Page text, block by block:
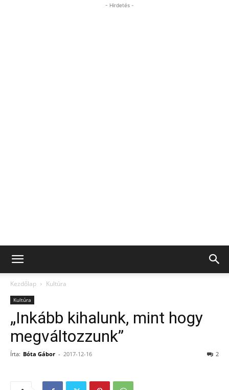
- Hirdetés -
Kezdőlap Kultúra
Kultúra
„Inkább kihalunk, mint hogy
megváltozzunk”
Írta: Bóta Gábor - 2017-12-16 2